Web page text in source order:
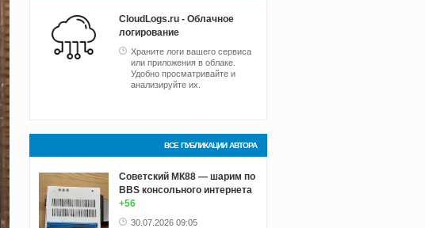
CloudLogs.ru - Облачное
логирование
Храните логи вашего сервиса
или приложения в облаке.
Удобно просматривайте и
анализируйте их.
ВСЕ ПУБЛИКАЦИИ АВТОРА
Советский МК88 — шарим по
BBS консольного интернета
+56
30.07.2026 09:05